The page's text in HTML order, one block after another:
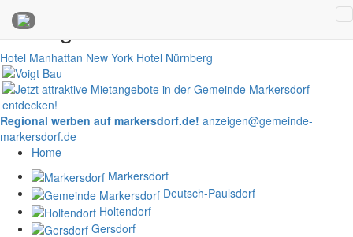
Anzeigen
Hotel Manhattan New York Hotel Nürnberg
Regional werben auf markersdorf.de! anzeigen@gemeinde-
markersdorf.de
Home
Markersdorf
Deutsch-Paulsdorf
Holtendorf
Gersdorf